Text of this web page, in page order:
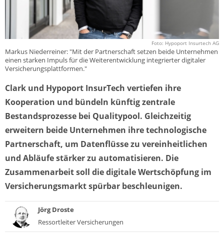
Foto: Hypoport Insurtech AG
Markus Niederreiner: "Mit der Partnerschaft setzen beide Unternehmen
einen starken Impuls für die Weiterentwicklung integrierter digitaler
Versicherungsplattformen."
Clark und Hypoport InsurTech vertiefen ihre
Kooperation und bündeln künftig zentrale
Bestandsprozesse bei Qualitypool. Gleichzeitig
erweitern beide Unternehmen ihre technologische
Partnerschaft, um Datenflüsse zu vereinheitlichen
und Abläufe stärker zu automatisieren. Die
Zusammenarbeit soll die digitale Wertschöpfung im
Versicherungsmarkt spürbar beschleunigen.
Jörg Droste
Ressortleiter Versicherungen